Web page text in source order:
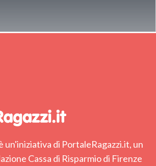
un'iniziativa di PortaleRagazzi.it, un
Cassa di Risparmio di Firenze